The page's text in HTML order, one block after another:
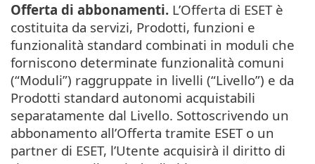
Offerta di abbonamenti. L’Offerta di ESET è
costituita da servizi, Prodotti, funzioni e
funzionalità standard combinati in moduli che
forniscono determinate funzionalità comuni
(“Moduli”) raggruppate in livelli (“Livello”) e da
Prodotti standard autonomi acquistabili
separatamente dal Livello. Sottoscrivendo un
abbonamento all’Offerta tramite ESET o un
partner di ESET, l’Utente acquisirà il diritto di